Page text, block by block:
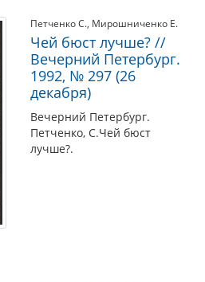
Петченко С., Мирошниченко Е.
Чей бюст лучше? //
Вечерний Петербург.
1992, № 297 (26
декабря)
Вечерний Петербург.
Петченко, С.Чей бюст
лучше?.